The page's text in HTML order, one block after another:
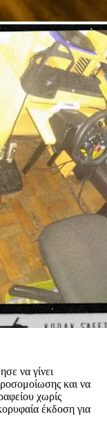
να γίνει
και να
χωρίς
έκδοση για